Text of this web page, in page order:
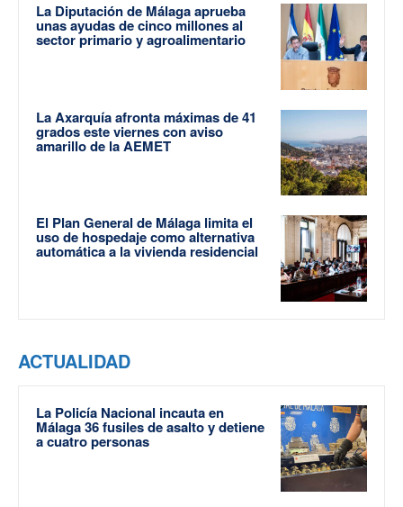
La Diputación de Málaga aprueba
unas ayudas de cinco millones al
sector primario y agroalimentario
La Axarquía afronta máximas de 41
grados este viernes con aviso
amarillo de la AEMET
El Plan General de Málaga limita el
uso de hospedaje como alternativa
automática a la vivienda residencial
ACTUALIDAD
La Policía Nacional incauta en
Málaga 36 fusiles de asalto y detiene
a cuatro personas